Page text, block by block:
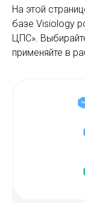
На этой
базе Visiology
ЦПС».
применяйте в